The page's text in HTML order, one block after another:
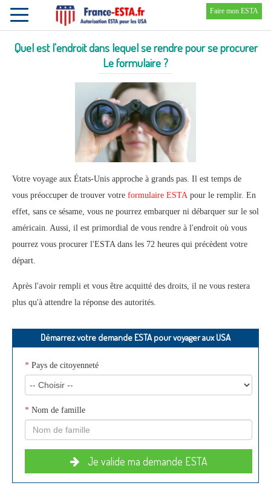
Faire mon ESTA
Toggle
navigation
Quel est l'endroit dans lequel se rendre pour se procurer
Le formulaire ?
Votre voyage aux États-Unis approche à grands pas. Il est temps de
vous préoccuper de trouver votre formulaire ESTA pour le remplir. En
effet, sans ce sésame, vous ne pourrez embarquer ni débarquer sur le sol
américain. Aussi, il est primordial de vous rendre à l'endroit où vous
pourrez vous procurer l'ESTA dans les 72 heures qui précèdent votre
départ.
Après l'avoir rempli et vous être acquitté des droits, il ne vous restera
plus qu'à attendre la réponse des autorités.
Démarrez votre demande ESTA pour voyager aux USA
* Pays de citoyenneté
* Nom de famille
Je valide ma demande ESTA